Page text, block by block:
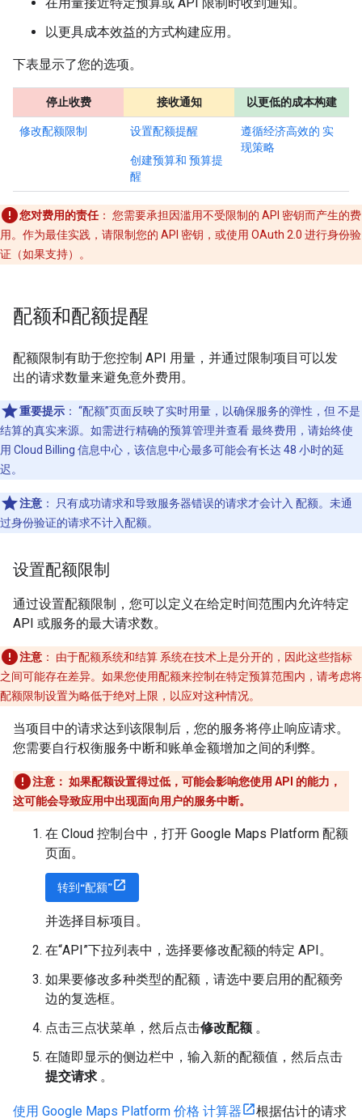
以更具成本效益的方式构建应用。
下表显示了您的选项。
停止收费 接收通知 以更低的成本构建
修改配额限制 设置配额提醒
创建预算和 预算提
醒
遵循经济高效的 实
现策略
您对费用的责任 ： 您需要承担因滥用不受限制的 API 密钥而产生的费
用。作为最佳实践，请限制您的 API 密钥，或使用 OAuth 2.0 进行身份验
证（如果支持）。
配额和配额提醒
配额限制有助于您控制 API 用量，并通过限制项目可以发
出的请求数量来避免意外费用。
重要提示 ： “配额”页面反映了实时用量，以确保服务的弹性，但 不是
结算的真实来源。如需进行精确的预算管理并查看 最终费用，请始终使
用 Cloud Billing 信息中心，该信息中心最多可能会有长达 48 小时的延
迟。
注意 ：
只有成功请求和导致服务器错误的请求才会计入 配额。未通
过身份验证的请求不计入配额。
设置配额限制
通过设置配额限制，您可以定义在给定时间范围内允许特定
API 或服务的最大请求数。
注意 ：
由于配额系统和结算 系统在技术上是分开的，因此这些指标
之间可能存在差异。如果您使用配额来控制在特定预算范围内，请考虑将
配额限制设置为略低于绝对上限，以应对这种情况。
当项目中的请求达到该限制后，您的服务将停止响应请求。
您需要自行权衡服务中断和账单金额增加之间的利弊。
注意： 如果配额设置得过低，可能会影响您使用 API 的能力，
这可能会导致应用中出现面向用户的服务中断。
在 Cloud 控制台中，打开 Google Maps Platform 配额
页面。
转到“配额”
并选择目标项目。
在“API”下拉列表中，选择要修改配额的特定 API。
如果要修改多种类型的配额，请选中要启用的配额旁
边的复选框。
点击三点状菜单，然后点击修改配额 。
在随即显示的侧边栏中，输入新的配额值，然后点击
提交请求 。
使用 Google Maps Platform 价格 计算器 根据估计的请求